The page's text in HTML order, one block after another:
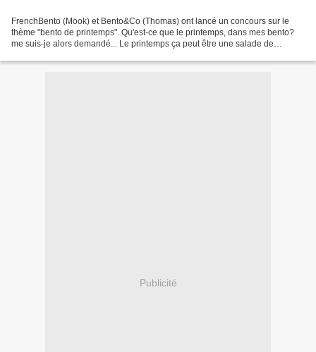
FrenchBento (Mook) et Bento&Co (Thomas) ont lancé un concours sur le
thème "bento de printemps". Qu'est-ce que le printemps, dans mes bento?
me suis-je alors demandé... Le printemps ça peut être une salade de
Publicité